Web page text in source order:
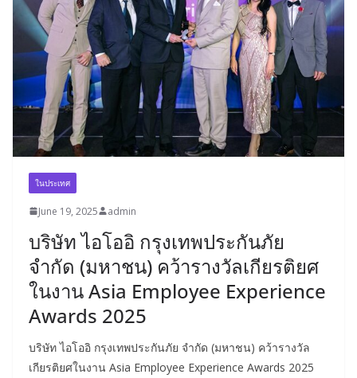
ในประเทศ
June 19, 2025 admin
บริษัท ไอโออิ กรุงเทพประกันภัย
จำกัด (มหาชน) คว้ารางวัลเกียรติยศ
ในงาน Asia Employee Experience
Awards 2025
บริษัท ไอโออิ กรุงเทพประกันภัย จำกัด (มหาชน) คว้ารางวัล
เกียรติยศในงาน Asia Employee Experience Awards 2025